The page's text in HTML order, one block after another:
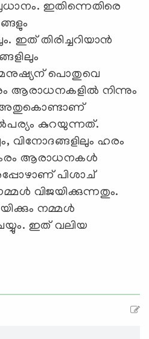
ഇതിന്നെതിരെ
ഇത് തിരിച്ചറിയാന്‍
മനുഷ്യന് പൊതുവെ
ആരാധനകളില്‍ നിന്നും
അതുകൊണ്ടാണ്
കുറയുന്നത്.
വിനോദങ്ങളിലും ഹരം
ആരാധനകള്‍
പിശാച്
വിജയിക്കുന്നതും.
നമ്മള്‍
ഇത് വലിയ